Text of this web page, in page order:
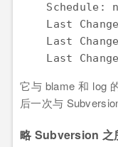
Schedule:
Last
Last
Last
它与 blame 和 log
后一次与
略 Subversion 之